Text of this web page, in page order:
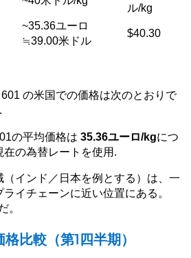
ル/kg
~35.36ユーロ
≒39.00米ドル
$40.30
の米国での価格は次のとおりで
.
の平均価格は 35.36ユーロ/kgにつ
在の為替レートを使用.
（インド／日本を例とする）は、一
イチェーンに近い位置にある。
。
比較（第1四半期）